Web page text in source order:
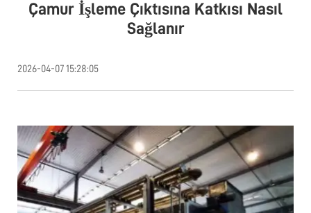
Çamur İşleme Çıktısına Katkısı Nasıl
Sağlanır
2026-04-07 15:28:05